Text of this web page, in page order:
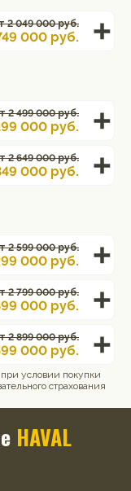
2 049 000 руб.
000 руб.
2 499 000 руб.
000 руб.
2 649 000 руб.
000 руб.
2 599 000 руб.
000 руб.
2 799 000 руб.
000 руб.
2 899 000 руб.
000 руб.
условии покупки
страхования
HAVAL